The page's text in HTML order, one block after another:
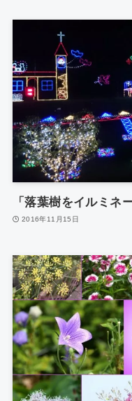
「落葉樹をイルミネ
2016年11月15日